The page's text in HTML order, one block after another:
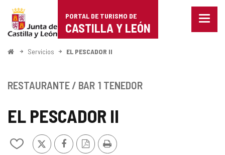
Portal
de
Turismo
Castilla
León
PORTAL DE TURISMO DE
CASTILLA Y LEÓN
Menu
InicioServicios EL PESCADOR II
EL PESCADOR II
Añadir/quitar
X FacebookVersión
PDF
Imprimir
RESTAURANTE / BAR 1 TENEDOR